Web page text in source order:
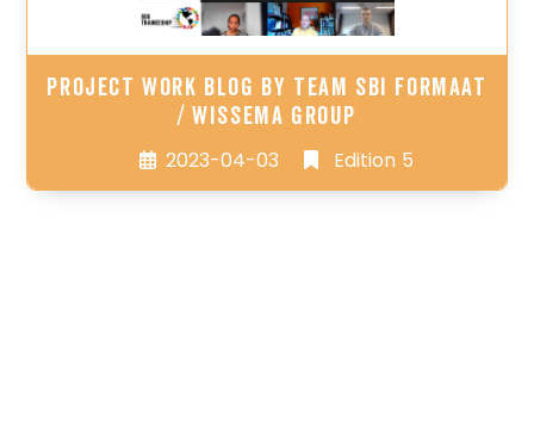
PROJECT WORK BLOG BY TEAM SBI FORMAAT
/ WISSEMA GROUP
2023-04-03 Edition 5